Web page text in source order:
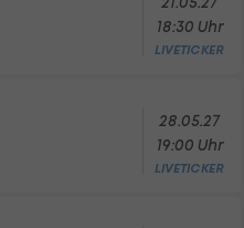
18:30 Uhr
LIVETICKER
28.05.27
19:00 Uhr
LIVETICKER